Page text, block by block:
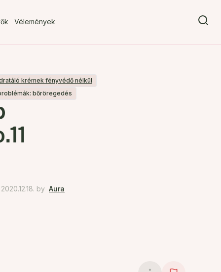
Vélemények
krémek fényvédő nélkül
bőröregedés
by Aura